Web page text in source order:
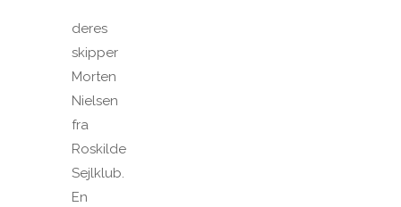
deres
skipper
Morten
Nielsen
fra
Roskilde
Sejlklub.
En